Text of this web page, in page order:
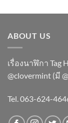
ABOUT US
เรื่องนาฬิกา Tag
@clovermint (มี
Tel. 063-624-